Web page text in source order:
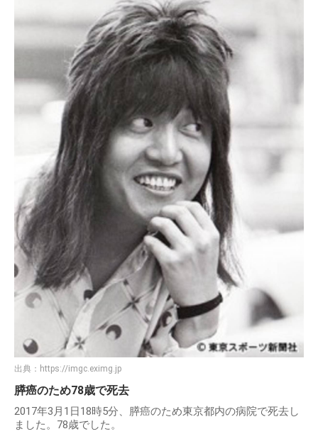
出典： https://imgc.eximg.jp
膵癌のため78歳で死去
2017年3月1日18時5分、膵癌のため東京都内の病院で死去し
ました。78歳でした。